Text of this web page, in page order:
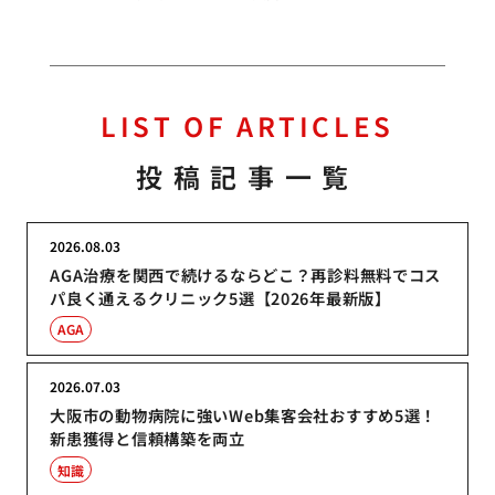
LIST OF ARTICLES
投稿記事一覧
AGA治療を関西で続けるならどこ？再診料無料でコス
パ良く通えるクリニック5選【2026年最新版】
2026.08.03
AGA
大阪市の動物病院に強いWeb集客会社おすすめ5選！
新患獲得と信頼構築を両立
2026.07.03
知識